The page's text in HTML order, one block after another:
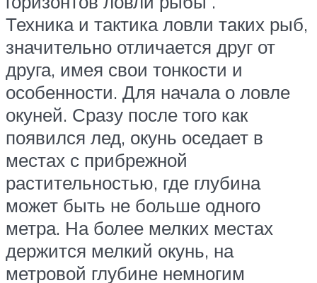
Техника и тактика ловли таких рыб,
значительно отличается друг от
друга, имея свои тонкости и
особенности. Для начала о ловле
окуней. Сразу после того как
появился лед, окунь оседает в
местах с прибрежной
растительностью, где глубина
может быть не больше одного
метра. На более мелких местах
держится мелкий окунь, на
метровой глубине немногим